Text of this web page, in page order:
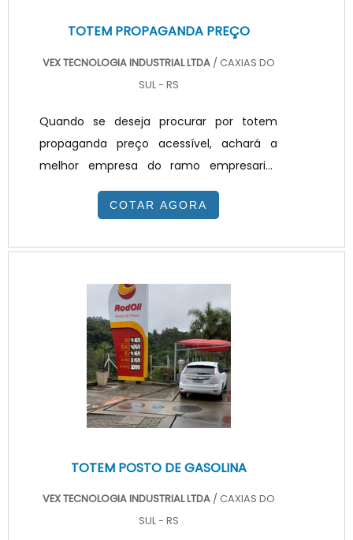
TOTEM PROPAGANDA PREÇO
VEX TECNOLOGIA INDUSTRIAL LTDA / CAXIAS DO
SUL - RS
Quando se deseja procurar por totem
propaganda preço acessível, achará a
melhor empresa do ramo empresarial.
Solicitando um orçamento na melhor
empresa do segmento e encontrando a
benefício.TOTEM PROPAGANDA PREÇO
totem propaganda preço justo e em uma
empresa transparente, vai até o site da
VEX Tecnologia. A empresa trabalha com
painel de LED para posto de combustível e
COTAR AGORA
TOTEM POSTO DE GASOLINA
VEX TECNOLOGIA INDUSTRIAL LTDA / CAXIAS DO
SUL - RS